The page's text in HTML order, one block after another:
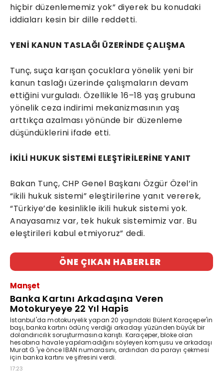
hiçbir düzenlememiz yok” diyerek bu konudaki
iddiaları kesin bir dille reddetti.
YENİ KANUN TASLAĞI ÜZERİNDE ÇALIŞMA
Tunç, suça karışan çocuklara yönelik yeni bir
kanun taslağı üzerinde çalışmaların devam
ettiğini vurguladı. Özellikle 16–18 yaş grubuna
yönelik ceza indirimi mekanizmasının yaş
arttıkça azalması yönünde bir düzenleme
düşündüklerini ifade etti.
İKİLİ HUKUK SİSTEMİ ELEŞTİRİLERİNE YANIT
Bakan Tunç, CHP Genel Başkanı Özgür Özel’in
“ikili hukuk sistemi” eleştirilerine yanıt vererek,
“Türkiye’de kesinlikle ikili hukuk sistemi yok.
Anayasamız var, tek hukuk sistemimiz var. Bu
eleştirileri kabul etmiyoruz” dedi.
ÖNE ÇIKAN HABERLER
Manşet
Banka Kartını Arkadaşına Veren
Motokuryeye 22 Yıl Hapis
İstanbul'da motokuryelik yapan 20 yaşındaki Bülent Karaçeper'in
başı, banka kartını ödünç verdiği arkadaşı yüzünden büyük bir
dolandırıcılık soruşturmasına karıştı. Karaçeper, bloke olan
hesabına havale yapılamadığını söyleyen komşusu ve arkadaşı
Murat G.'ye önce IBAN numarasını, ardından da parayı çekmesi
için banka kartını ve şifresini verdi.
17:23